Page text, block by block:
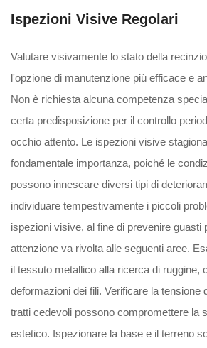
Ispezioni Visive Regolari
Valutare visivamente lo stato della
l'opzione di manutenzione più efficace e
Non è richiesta alcuna competenza
certa predisposizione per il controllo
occhio attento. Le ispezioni visive
fondamentale importanza, poiché le
possono innescare diversi tipi di
individuare tempestivamente i piccoli
ispezioni visive, al fine di prevenire guasti
attenzione va rivolta alle seguenti aree.
il tessuto metallico alla ricerca di ruggine,
deformazioni dei fili. Verificare la tensione
tratti cedevoli possono compromettere la
estetico. Ispezionare la base e il terreno